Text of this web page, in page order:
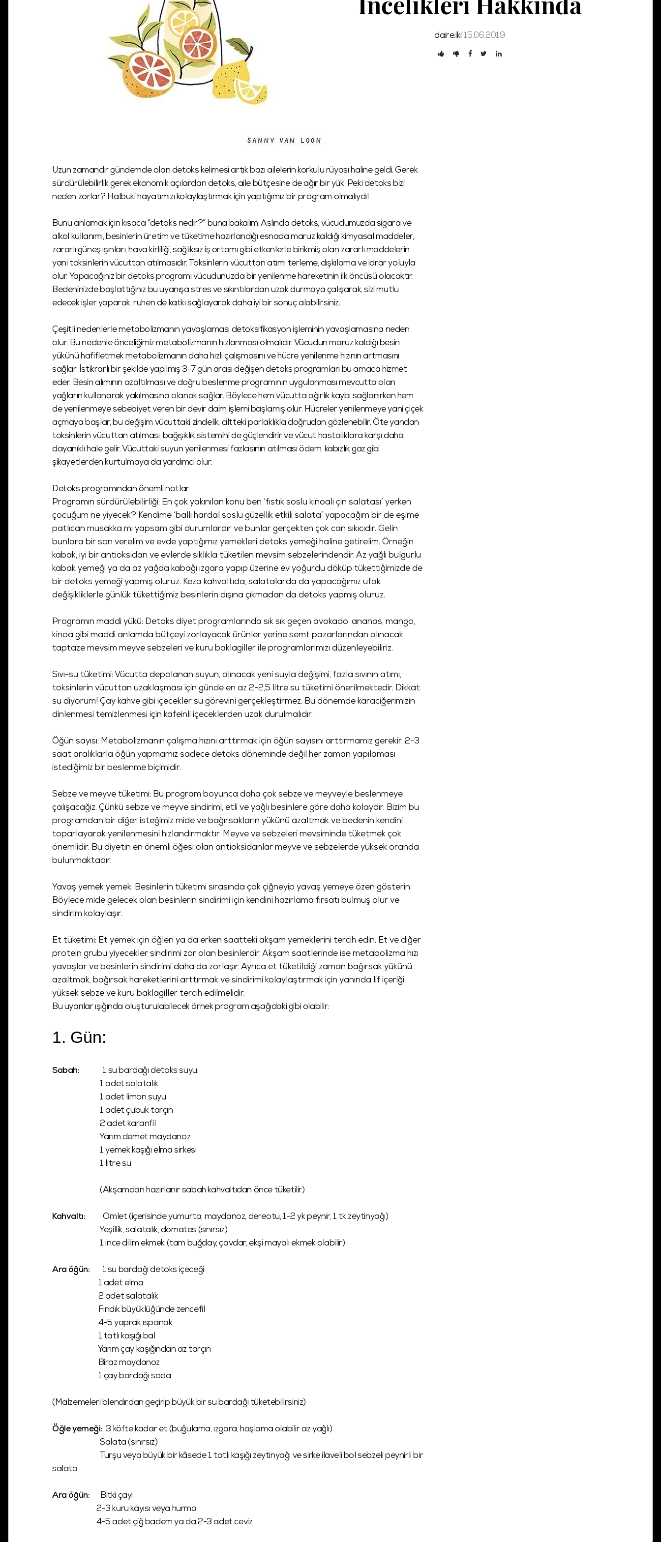
daire.iki 15.06.2019
Uzun zamandır gündemde olan detoks kelimesi artık bazı ailelerin korkulu rüyası haline geldi. Gerek
sürdürülebilirlik gerek ekonomik açılardan detoks, aile bütçesine de ağır bir yük. Peki detoks bizi
neden zorlar? Halbuki hayatımızı kolaylaştırmak için yaptığımız bir program olmalıydı!
Bunu anlamak için kısaca “detoks nedir?” buna bakalım. Aslında detoks, vücudumuzda sigara ve
alkol kullanımı, besinlerin üretim ve tüketime hazırlandığı esnada maruz kaldığı kimyasal maddeler,
zararlı güneş ışınları, hava kirliliği, sağlıksız iş ortamı gibi etkenlerle birikmiş olan zararlı maddelerin
yani toksinlerin vücuttan atılmasıdır. Toksinlerin vücuttan atımı terleme, dışkılama ve idrar yoluyla
olur. Yapacağınız bir detoks programı vücudunuzda bir yenilenme hareketinin ilk öncüsü olacaktır.
Bedeninizde başlattığınız bu uyanışa stres ve sıkıntılardan uzak durmaya çalışarak, sizi mutlu
edecek işler yaparak; ruhen de katkı sağlayarak daha iyi bir sonuç alabilirsiniz.
Çeşitli nedenlerle metabolizmanın yavaşlaması detoksifikasyon işleminin yavaşlamasına neden
olur. Bu nedenle önceliğimiz metabolizmanın hızlanması olmalıdır. Vücudun maruz kaldığı besin
yükünü hafifletmek metabolizmanın daha hızlı çalışmasını ve hücre yenilenme hızının artmasını
sağlar. İstikrarlı bir şekilde yapılmış 3-7 gün arası değişen detoks programları bu amaca hizmet
eder. Besin alımının azaltılması ve doğru beslenme programının uygulanması mevcutta olan
yağların kullanarak yakılmasına olanak sağlar. Böylece hem vücutta ağırlık kaybı sağlanırken hem
de yenilenmeye sebebiyet veren bir devir daim işlemi başlamış olur. Hücreler yenilenmeye yani çiçek
açmaya başlar, bu değişim vücuttaki zindelik, ciltteki parlaklıkla doğrudan gözlenebilir. Öte yandan
toksinlerin vücuttan atılması, bağışıklık sistemini de güçlendirir ve vücut hastalıklara karşı daha
dayanıklı hale gelir. Vücuttaki suyun yenilenmesi fazlasının atılması ödem, kabızlık gaz gibi
şikayetlerden kurtulmaya da yardımcı olur.
Detoks programından önemli notlar
Programın sürdürülebilirliği: En çok yakınılan konu ben ‘fıstık soslu kinoalı çin salatası’ yerken
çocuğum ne yiyecek? Kendime ‘ballı hardal soslu güzellik etkili salata’ yapacağım bir de eşime
patlıcan musakka mı yapsam gibi durumlardır ve bunlar gerçekten çok can sıkıcıdır. Gelin
bunlara bir son verelim ve evde yaptığımız yemekleri detoks yemeği haline getirelim. Örneğin
kabak, iyi bir antioksidan ve evlerde sıklıkla tüketilen mevsim sebzelerindendir. Az yağlı bulgurlu
kabak yemeği ya da az yağda kabağı ızgara yapıp üzerine ev yoğurdu döküp tükettiğimizde de
bir detoks yemeği yapmış oluruz. Keza kahvaltıda, salatalarda da yapacağımız ufak
değişikliklerle günlük tükettiğimiz besinlerin dışına çıkmadan da detoks yapmış oluruz.
Programın maddi yükü: Detoks diyet programlarında sık sık geçen avokado, ananas, mango,
kinoa gibi maddi anlamda bütçeyi zorlayacak ürünler yerine semt pazarlarından alınacak
taptaze mevsim meyve sebzeleri ve kuru baklagiller ile programlarımızı düzenleyebiliriz.
Sıvı-su tüketimi: Vücutta depolanan suyun, alınacak yeni suyla değişimi, fazla sıvının atımı,
toksinlerin vücuttan uzaklaşması için günde en az 2-2,5 litre su tüketimi önerilmektedir. Dikkat
su diyorum! Çay kahve gibi içecekler su görevini gerçekleştirmez. Bu dönemde karaciğerimizin
dinlenmesi temizlenmesi için kafeinli içeceklerden uzak durulmalıdır.
Öğün sayısı: Metabolizmanın çalışma hızını arttırmak için öğün sayısını arttırmamız gerekir. 2-3
saat aralıklarla öğün yapmamız sadece detoks döneminde değil her zaman yapılaması
istediğimiz bir beslenme biçimidir.
Sebze ve meyve tüketimi: Bu program boyunca daha çok sebze ve meyveyle beslenmeye
çalışacağız. Çünkü sebze ve meyve sindirimi, etli ve yağlı besinlere göre daha kolaydır. Bizim bu
programdan bir diğer isteğimiz mide ve bağırsakların yükünü azaltmak ve bedenin kendini
toparlayarak yenilenmesini hızlandırmaktır. Meyve ve sebzeleri mevsiminde tüketmek çok
önemlidir. Bu diyetin en önemli öğesi olan antioksidanlar meyve ve sebzelerde yüksek oranda
bulunmaktadır.
Yavaş yemek yemek: Besinlerin tüketimi sırasında çok çiğneyip yavaş yemeye özen gösterin.
Böylece mide gelecek olan besinlerin sindirimi için kendini hazırlama fırsatı bulmuş olur ve
sindirim kolaylaşır.
Et tüketimi: Et yemek için öğlen ya da erken saatteki akşam yemeklerini tercih edin. Et ve diğer
protein grubu yiyecekler sindirimi zor olan besinlerdir. Akşam saatlerinde ise metabolizma hızı
yavaşlar ve besinlerin sindirimi daha da zorlaşır. Ayrıca et tüketildiği zaman bağırsak yükünü
azaltmak, bağırsak hareketlerini arttırmak ve sindirimi kolaylaştırmak için yanında lif içeriği
yüksek sebze ve kuru baklagiller tercih edilmelidir.
Bu uyarılar ışığında oluşturulabilecek örnek program aşağıdaki gibi olabilir:
1. Gün:
Sabah: 1 su bardağı detoks suyu:
1 adet salatalık
1 adet limon suyu
1 adet çubuk tarçın
2 adet karanfil
Yarım demet maydanoz
1 yemek kaşığı elma sirkesi
1 litre su
(Akşamdan hazırlanır sabah kahvaltıdan önce tüketilir)
Kahvaltı:
Omlet (içerisinde yumurta, maydanoz, dereotu, 1-2 yk peynir, 1 tk zeytinyağı)
Yeşillik, salatalık, domates (sınırsız)
1 ince dilim ekmek (tam buğday, çavdar, ekşi mayalı ekmek olabilir)
Ara öğün:
1 su bardağı detoks içeceği:
1 adet elma
2 adet salatalık
Fındık büyüklüğünde zencefil
4-5 yaprak ıspanak
1 tatlı kaşığı bal
Yarım çay kaşığından az tarçın
Biraz maydanoz
1 çay bardağı soda
(Malzemeleri blendırdan geçirip büyük bir su bardağı tüketebilirsiniz)
Öğle yemeği: 3 köfte kadar et (buğulama, ızgara, haşlama olabilir az yağlı)
Salata (sınırsız)
Turşu veya büyük bir kâsede 1 tatlı kaşığı zeytinyağı ve sirke ilaveli bol sebzeli peynirli bir
salata
Ara öğün: Bitki çayı
2-3 kuru kayısı veya hurma
4-5 adet çiğ badem ya da 2-3 adet ceviz